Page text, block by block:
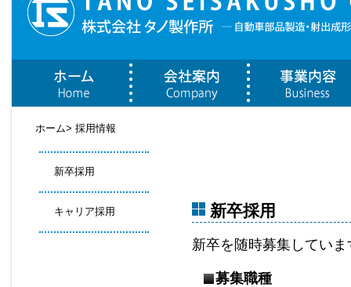
ホーム> 採用情報
新卒採用
キャリア採用 新卒採用
新卒を随時募集していま
募集職種